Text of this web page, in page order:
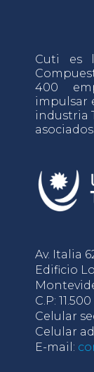
Cuti es
400
impulsar
industria
asociados.
Av. Italia
Edificio
C.P: 11.500
Celular
Celular
E-mail: